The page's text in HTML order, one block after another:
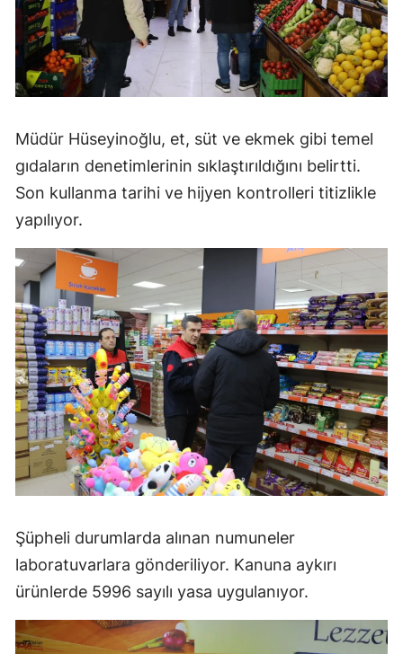
Müdür Hüseyinoğlu, et, süt ve ekmek gibi temel
gıdaların denetimlerinin sıklaştırıldığını belirtti.
Son kullanma tarihi ve hijyen kontrolleri titizlikle
yapılıyor.
Şüpheli durumlarda alınan numuneler
laboratuvarlara gönderiliyor. Kanuna aykırı
ürünlerde 5996 sayılı yasa uygulanıyor.